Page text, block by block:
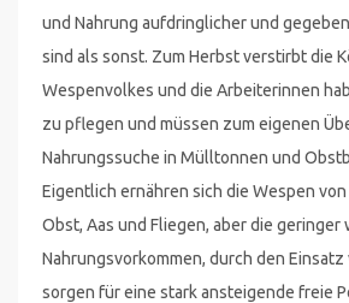
und Nahrung aufdringlicher und
sind als sonst. Zum Herbst verstirbt die
Wespenvolkes und die Arbeiterinnen
zu pflegen und müssen zum eigenen
Nahrungssuche in Mülltonnen und
Eigentlich ernähren sich die Wespen
Obst, Aas und Fliegen, aber die geringer
Nahrungsvorkommen, durch den
sorgen für eine stark ansteigende freie